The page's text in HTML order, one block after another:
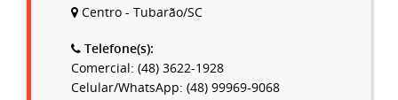
Centro - Tubarão/SC
Telefone(s):
Comercial: (48) 3622-1928
Celular/WhatsApp: (48) 99969-9068